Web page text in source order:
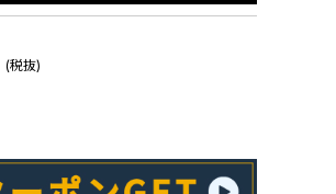
(税抜)